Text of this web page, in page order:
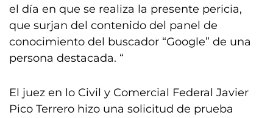
el día en que se realiza la presente pericia,
que surjan del contenido del panel de
conocimiento del buscador “Google” de una
persona destacada. “
El juez en lo Civil y Comercial Federal Javier
Pico Terrero hizo una solicitud de prueba